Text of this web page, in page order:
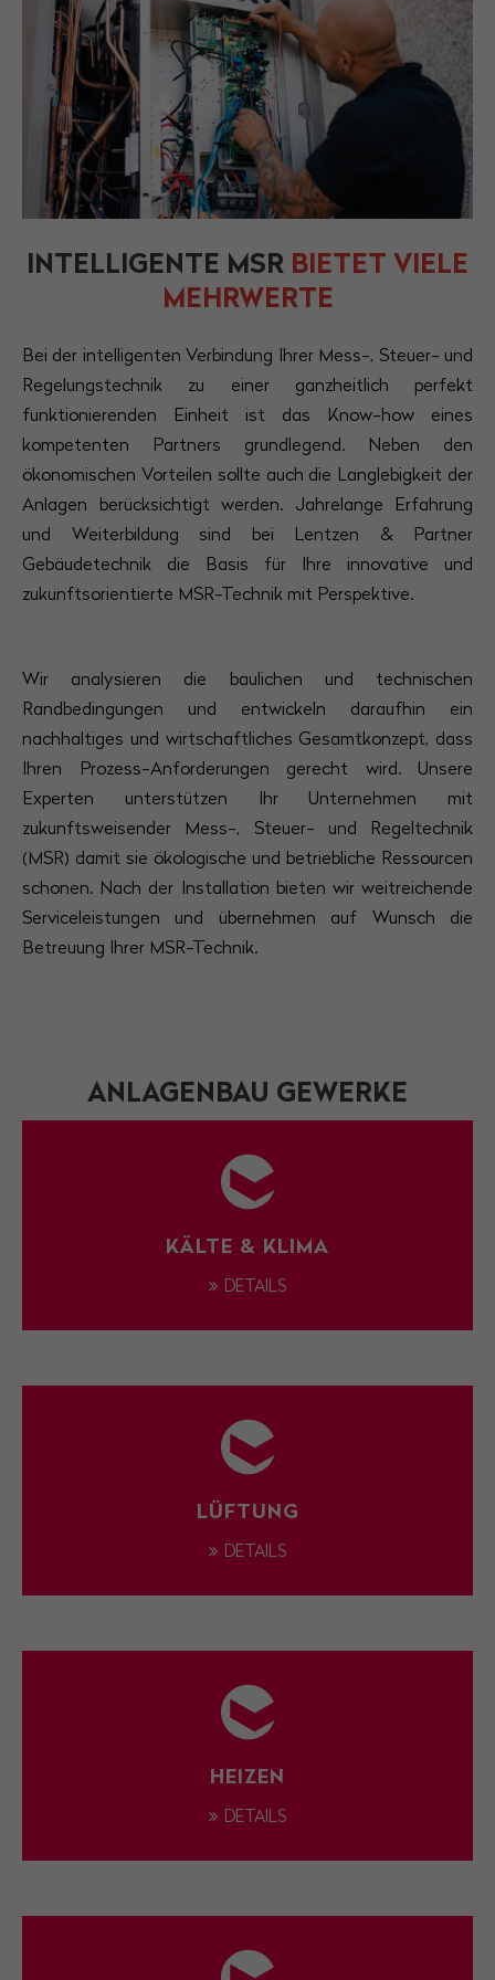
Have any questions?
+44 1234 567 890
Drop us a line
info@yourdomain.com
About us
Lorem ipsum dolor sit amet, consectetuer
adipiscing elit.
Aenean commodo ligula eget dolor. Aenean
dis parturient montes, nascetur ridiculus mus.
Donec quam felis, ultricies nec.
INTELLIGENTE MSR BIETET VIELE
MEHRWERTE
Bei der intelligenten Verbindung Ihrer Mess-, Steuer- und
Regelungstechnik zu einer ganzheitlich perfekt
funktionierenden Einheit ist das Know-how eines
kompetenten Partners grundlegend. Neben den
ökonomischen Vorteilen sollte auch die Langlebigkeit der
Anlagen berücksichtigt werden. Jahrelange Erfahrung
und Weiterbildung sind bei Lentzen & Partner
Gebäudetechnik die Basis für Ihre innovative und
zukunftsorientierte MSR-Technik mit Perspektive.
Wir analysieren die baulichen und technischen
Randbedingungen und entwickeln daraufhin ein
nachhaltiges und wirtschaftliches Gesamtkonzept, dass
Ihren Prozess-Anforderungen gerecht wird. Unsere
Experten unterstützen Ihr Unternehmen mit
zukunftsweisender Mess-, Steuer- und Regeltechnik
(MSR) damit sie ökologische und betriebliche Ressourcen
schonen. Nach der Installation bieten wir weitreichende
Serviceleistungen und übernehmen auf Wunsch die
Betreuung Ihrer MSR-Technik.
ANLAGENBAU GEWERKE
KÄLTE & KLIMA
DETAILS
LÜFTUNG
DETAILS
HEIZEN
DETAILS